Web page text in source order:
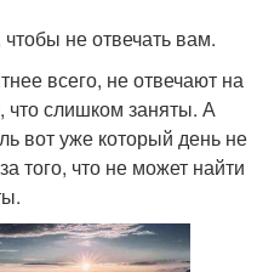
чтобы не отвечать вам.
всего, не отвечают на
слишком заняты. А
вот уже который день не
того, что не может найти